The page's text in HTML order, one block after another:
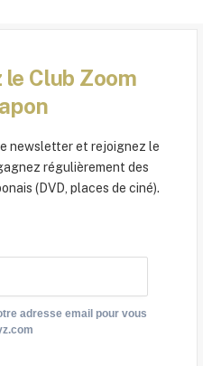
Club Zoom
newsletter et rejoignez le
régulièrement des
(DVD, places de ciné).
adresse email pour vous